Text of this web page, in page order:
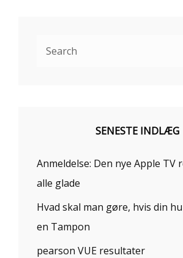
SENESTE INDLÆG
Anmeldelse: Den nye Apple TV
alle glade
Hvad skal man gøre, hvis din
en Tampon
pearson VUE resultater